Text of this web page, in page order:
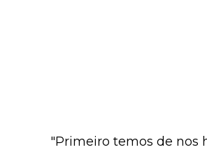
"Primeiro temos de nos